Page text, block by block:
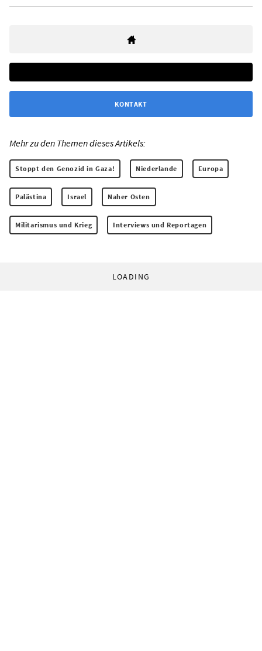
KONTAKT
Mehr zu den Themen dieses Artikels:
Stoppt den Genozid in Gaza! Niederlande Europa
Palästina Israel Naher Osten
Militarismus und Krieg Interviews und Reportagen
LOADING